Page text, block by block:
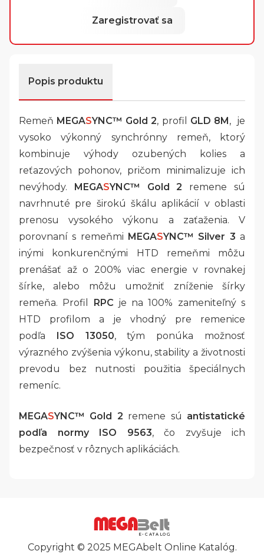
Zaregistrovať sa
Popis produktu
Remeň MEGASYNC™ Gold 2, profil GLD 8M , je
vysoko výkonný synchrónny remeň, ktorý
kombinuje výhody ozubených kolies a
reťazových pohonov, pričom minimalizuje ich
nevýhody.
MEGASYNC™ Gold 2 remene sú
navrhnuté pre širokú škálu aplikácií v oblasti
prenosu vysokého výkonu a zaťaženia. V
porovnaní s remeňmi MEGASYNC™ Silver 3 a
inými konkurenčnými HTD remeňmi môžu
prenášať až o 200% viac energie v rovnakej
šírke, alebo môžu umožniť zníženie šírky
remeňa. Profil
RPC je na 100% zameniteľný s
HTD profilom a je vhodný pre remenice
podľa
ISO 13050, tým ponúka možnosť
výrazného zvýšenia výkonu, stability a životnosti
prevodu bez nutnosti použitia špeciálnych
remeníc.
MEGASYNC™ Gold 2 remene sú antistatické
podľa normy ISO 9563, čo zvyšuje ich
bezpečnosť v rôznych aplikáciách.
E-CATALOG
Copyright © 2025 MEGAbelt Online Katalóg.